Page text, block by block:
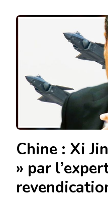
Chine : Xi
» par